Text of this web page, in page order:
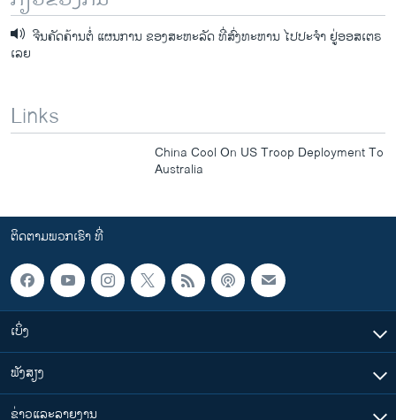
ຈີນຄັດຄ້ານຕໍ່ ແຜນການ ຂອງສະຫະລັດ ທີ່ສົ່ງທະຫານ ໄປປະຈໍາ ຢູ່ອອສເຕຣ
ເລຍ
Links
China Cool On US Troop Deployment To
Australia
ຕິດຕາມພວກເຮົາ ທີ່
ເບິ່ງ
ຟັງສຽງ
ຂ່າວແລະລາຍງານ